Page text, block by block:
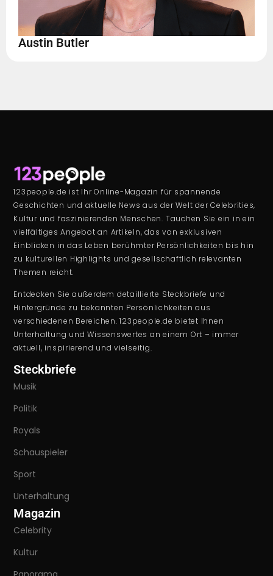
Austin Butler
123people.de ist Ihr Online-Magazin für spannende
Geschichten und aktuelle News aus der Welt der Celebrities,
Kultur und faszinierenden Menschen. Tauchen Sie ein in ein
vielfältiges Angebot an Artikeln, das von exklusiven
Einblicken in das Leben berühmter Persönlichkeiten bis hin
zu kulturellen Highlights und gesellschaftlich relevanten
Themen reicht.
Entdecken Sie außerdem detaillierte Steckbriefe und
Hintergründe zu bekannten Persönlichkeiten aus
verschiedenen Bereichen. 123people.de bietet Ihnen
Unterhaltung und Wissenswertes an einem Ort – immer
aktuell, inspirierend und vielseitig.
Steckbriefe
Musik
Politik
Royals
Schauspieler
Sport
Unterhaltung
Magazin
Celebrity
Kultur